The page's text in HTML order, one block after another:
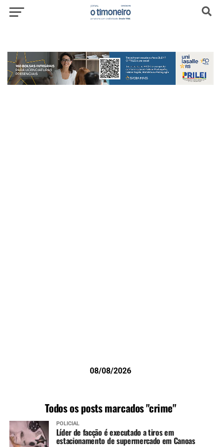
08/08/2026
Todos os posts marcados "crime"
POLICIAL
Líder de facção é executado a tiros em
estacionamento de supermercado em Canoas